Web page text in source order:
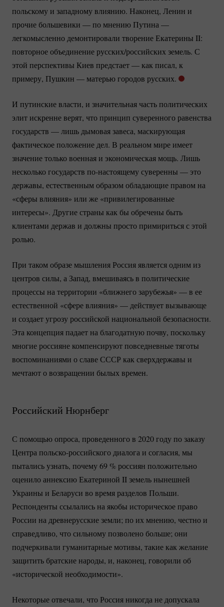
польскому и западному влиянию. Наконец, Ленин и
прочие большевики — по мнению Путина —
легкомысленно демонтировали творение Екатерины II:
повторное объединение русских/российских земель. С
этой перспективы Киев предстает — как писал, к
примеру, Пушкин — матерью городов русских.
И путинские власти, и значительная часть политических
элит искренне верят, что принцип суверенного равенства
государств — лишь дымовая завеса, маскирующая
фактическое положение дел. В реальном мире имеет
значение только военная и экономическая мощь. Лишь
несколько государств по-настоящемусуверенны — это
державы, естественным образом обладающие правом на
«сферы влияния» или же «привилегированные
интересы». Другие страны как бы обречены быть
клиентами держав и должны просто примириться с этой
ролью.
При таком образе мышления Россия является одним из
центров силы, а Запад, вмешиваясь в политические
процессы на территории «ближнего зарубежья» — в ее
естественной «сфере влияния» — действует вызывающе
и создает угрозу российской национальной безопасности.
Эта концепция падает на благодатную почву, поскольку
многие россияне компенсируют повседневные тяготы
воспоминаниями о славе СССР как сверхдержавы и
мечтают о возвращении былых времен.
Российский Нюрнберг
С помощью опроса, проведенного в 2020 году по заказу
Центра польско-российского диалога и согласия, мы
пытались узнать, почему69 % россиян положительно
оценило аннексию Екатериной II земель нынешней
Украины и Беларуси во время разделов Польши.
Респонденты ссылались на якобы историческое право
России на древнерусские земли; по их мнению, честно и
справедливо, что сильному позволено больше; они
подчеркивали гуманитарные мотивы, такие как желание
защитить братские народы, и, наконец, говорили об
«исторической необходимости».
Некоторые отвечали, что Россия никогда не допускала